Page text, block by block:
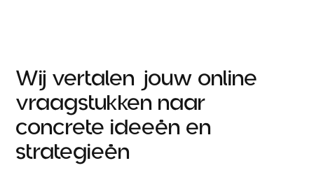
Wij vertalen jouw online
vraagstukken naar
concrete ideeën en
strategieën